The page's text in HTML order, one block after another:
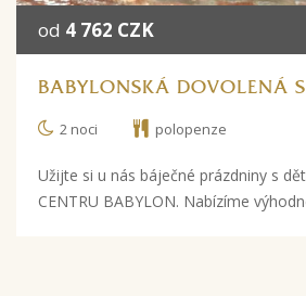
od 4 762 CZK
BABYLONSKÁ DOVOLENÁ
2 noci polopenze
Užijte si u nás báječné prázdniny s
CENTRU BABYLON. Nabízíme